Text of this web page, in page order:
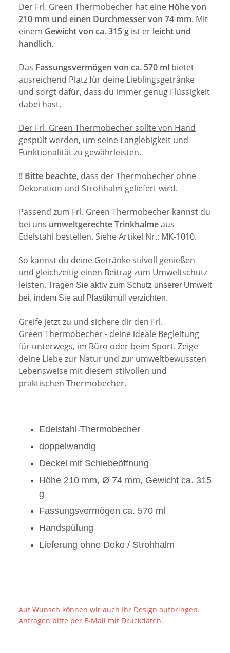
Der Frl. Green Thermobecher hat eine Höhe von
210 mm und einen Durchmesser von 74 mm. Mit
einem Gewicht von ca. 315 g ist er leicht und
handlich.
Das Fassungsvermögen von ca. 570 ml bietet
ausreichend Platz für deine Lieblingsgetränke
und sorgt dafür, dass du immer genug Flüssigkeit
dabei hast.
Der Frl. Green Thermobecher sollte von Hand
gespült werden, um seine Langlebigkeit und
Funktionalität zu gewährleisten.
!! Bitte beachte, dass der Thermobecher ohne
Dekoration und Strohhalm geliefert wird.
Passend zum Frl. Green Thermobecher kannst du
bei uns umweltgerechte Trinkhalmeaus
Edelstahl bestellen. Siehe Artikel Nr.: MK-1010.
So kannst du deine Getränke stilvoll genießen
und gleichzeitig einen Beitrag zum Umweltschutz
leisten. Tragen Sie aktiv zum Schutz unserer Umwelt
bei, indem Sie auf Plastikmüll verzichten.
Greife jetzt zu und sichere dir den Frl.
Green Thermobecher - deine ideale Begleitung
für unterwegs, im Büro oder beim Sport. Zeige
deine Liebe zur Natur und zur umweltbewussten
Lebensweise mit diesem stilvollen und
praktischen Thermobecher.
Edelstahl-Thermobecher
doppelwandig
Deckel mit Schiebeöffnung
Höhe 210 mm, Ø 74 mm, Gewicht ca. 315
g
Fassungsvermögen ca. 570 ml
Handspülung
Lieferung ohne Deko / Strohhalm
Auf Wunsch können wir auch Ihr Design aufbringen.
Anfragen bitte per E-Mail mit Druckdaten.